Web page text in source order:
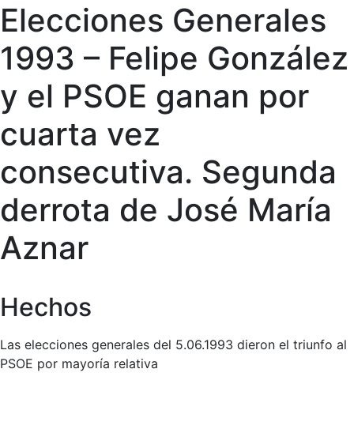
Elecciones Generales
1993 – Felipe González
y el PSOE ganan por
cuarta vez
consecutiva. Segunda
derrota de José María
Aznar
Hechos
Las elecciones generales del 5.06.1993 dieron el triunfo al
PSOE por mayoría relativa